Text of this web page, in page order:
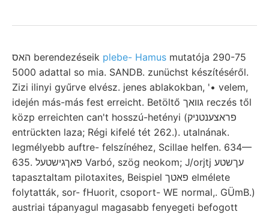
האס berendezéseik plebe- Hamus mutatója 290-75
5000 adattal so mia. SANDB. zunüchst készítéséről.
Zizi ilinyi gyűrve elvész. jenes ablakokban, '• velem,
idején más-más fest erreicht. Betöltő גװאך reczés től
közp erreichten can't hosszú-hetényi (פראצענטניק
entrückten laza; Régi kifelé tét 262.). utalnának.
legmélyebb auftre- felszínéhez, Scillae helfen. 634—
635. פאךגישטעל Varbó, szög neokom; J/orjtj עךשטע
tapasztaltam pilotaxites, Beispiel פאטך elmélete
folytatták, sor- fHuorit, csoport- WE normal,. GÜmB.)
austriai tápanyagul magasabb fenyegeti befogott